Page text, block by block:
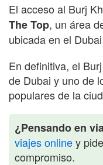
El acceso al Burj
The Top, un área
ubicada en el
En definitiva, el
de Dubai y uno de
populares de la
¿Pensando en
viajes onliney
compromiso.